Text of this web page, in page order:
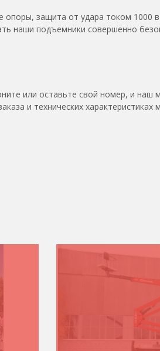
защита от удара током 1000
наши подъемники совершенно
или оставьте свой номер, и наш
и технических характеристиках